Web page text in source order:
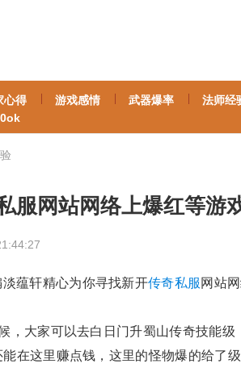
心得 游戏感情 武器爆率
法师经
服网站网络上爆红等游
蕴轩精心为你寻找新开传奇私服 网站
，大家可以去白日门升蜀山传奇技能级
在这里赚点钱，这里的怪物爆的给了